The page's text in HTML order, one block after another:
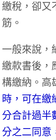
繳稅，卻又
筋。
一般來說，
繳款書後，
構繳納。高
時，可在繳
分合計過半
分之二同意